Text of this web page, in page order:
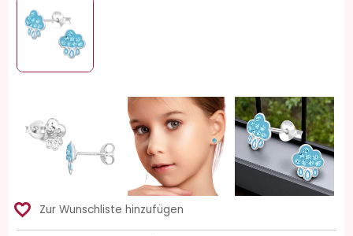
favorite_border Zur Wunschliste hinzufügen